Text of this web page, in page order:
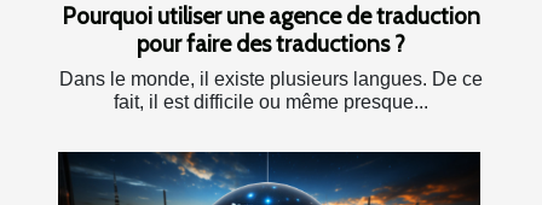
Pourquoi utiliser une agence de traduction
pour faire des traductions ?
Dans le monde, il existe plusieurs langues. De ce
fait, il est difficile ou même presque...